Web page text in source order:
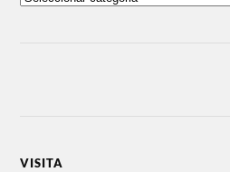
VISITA